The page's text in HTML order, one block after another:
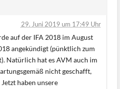
29. Juni 2019 um 17:49 Uhr
auf der IFA 2018 im August
angekündigt (pünktlich zum
Natürlich hat es AVM auch im
nicht geschafft,
haben unsere